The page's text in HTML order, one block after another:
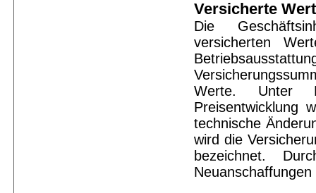
Versicherte
Die
versicherten
Werte. Unter
Preisentwicklung
technische
wird die
bezeichnet.